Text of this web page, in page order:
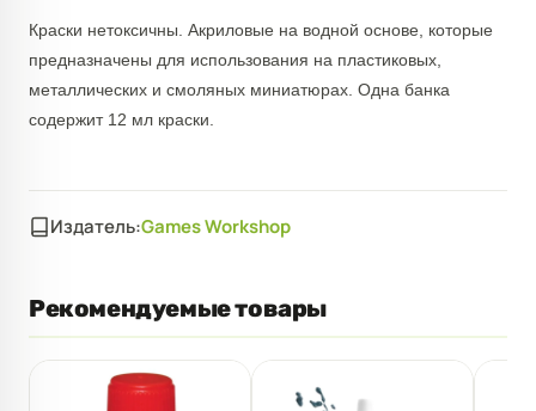
Краски нетоксичны. Акриловые на водной основе, которые
предназначены для использования на пластиковых,
металлических и смоляных миниатюрах. Одна банка
содержит 12 мл краски.
Издатель:Games Workshop
Рекомендуемые товары